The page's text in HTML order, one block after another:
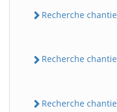
Recherche
Recherche
Recherche